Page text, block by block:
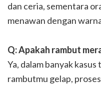
dan ceria, sementara
menawan dengan
Q: Apakah rambut
Ya, dalam banyak
rambutmu gelap, proses